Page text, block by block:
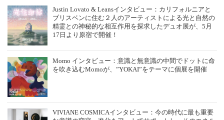
Justin Lovato & Leansインタビュー：カリフォルニアと
ブリスベンに住む２人のアーティストによる光と自然の
精霊との神秘的な相互作用を探求したデュオ展が、5月
17日より原宿で開催！
Momo インタビュー：意識と無意識の中間でドットに命
を吹き込むMomoが、”YOKAI”をテーマに個展を開催
VIVIANE COSMICAインタビュー：今の時代に最も重要